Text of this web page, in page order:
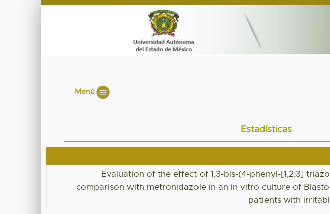
Menú
Estadísticas
Evaluation of the effect of 1,3-bis-(4-phenyl-[1,2,3]
comparison with metronidazole in an in vitro culture of
patients with